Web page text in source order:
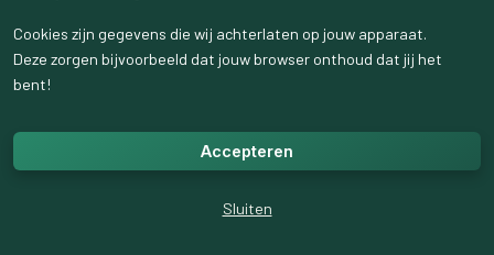
Cookies zijn gegevens die wij achterlaten op jouw apparaat.
Deze zorgen bijvoorbeeld dat jouw browser onthoud dat jij het
bent!
Accepteren
Sluiten